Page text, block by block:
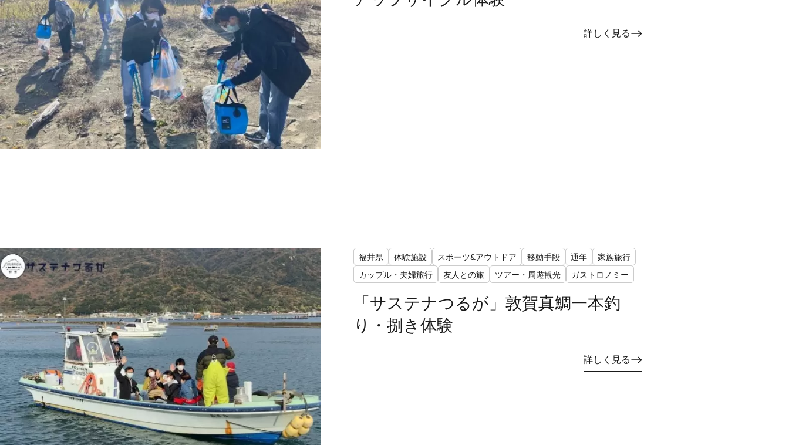
詳しく見る
福井県 体験施設 スポーツ&アウトドア 移動手段 通年
家族旅行
カップル・夫婦旅行
友人との旅 ツアー・周遊観光 ガストロノミー
「サステナつるが」敦賀真鯛一本釣
り・捌き体験
詳しく見る